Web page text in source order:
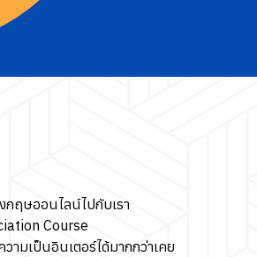
กฤษออนไลน์ไปกับเรา
Course
มเป็นอินเตอร์ได้มากกว่าเคย